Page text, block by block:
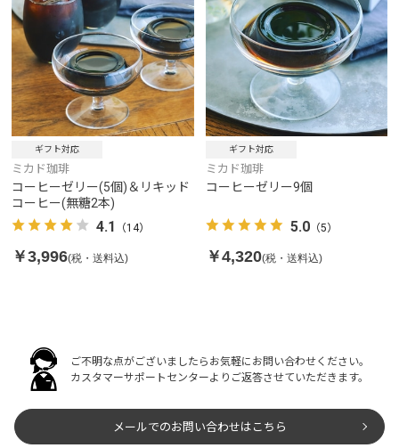
ギフト対応
ミカド珈琲
コーヒーゼリー(5個)＆リキッド
コーヒー(無糖2本)
4.1 （14）
￥3,996(税・送料込)
ギフト対応
ミカド珈琲
コーヒーゼリー9個
5.0（5）
￥4,320(税・送料込)
ご不明な点がございましたらお気軽にお問い合わせください。
カスタマーサポートセンターよりご返答させていただきます。
メールでのお問い合わせはこちら